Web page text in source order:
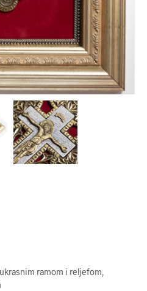
ramom i reljefom,